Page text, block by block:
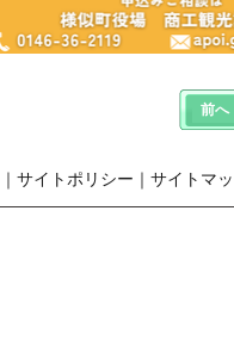
｜ サイトポリシー ｜ サイトマ